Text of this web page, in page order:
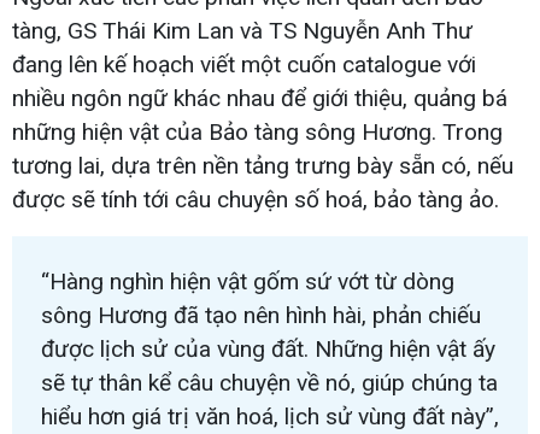
tàng, GS Thái Kim Lan và TS Nguyễn Anh Thư
đang lên kế hoạch viết một cuốn catalogue với
nhiều ngôn ngữ khác nhau để giới thiệu, quảng bá
những hiện vật của Bảo tàng sông Hương. Trong
tương lai, dựa trên nền tảng trưng bày sẵn có, nếu
được sẽ tính tới câu chuyện số hoá, bảo tàng ảo.
“Hàng nghìn hiện vật gốm sứ vớt từ dòng
sông Hương đã tạo nên hình hài, phản chiếu
được lịch sử của vùng đất. Những hiện vật ấy
sẽ tự thân kể câu chuyện về nó, giúp chúng ta
hiểu hơn giá trị văn hoá, lịch sử vùng đất này”,